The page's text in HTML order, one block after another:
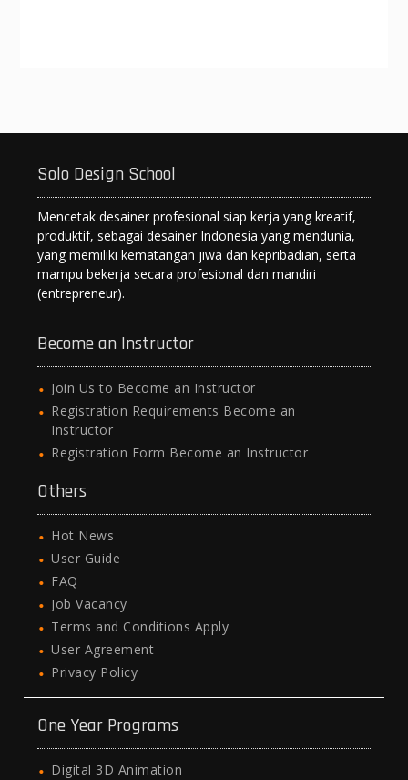
Solo Design School
Mencetak desainer profesional siap kerja yang kreatif,
produktif, sebagai desainer Indonesia yang mendunia,
yang memiliki kematangan jiwa dan kepribadian, serta
mampu bekerja secara profesional dan mandiri
(entrepreneur).
Become an Instructor
Join Us to Become an Instructor
Registration Requirements Become an
Instructor
Registration Form Become an Instructor
Others
Hot News
User Guide
FAQ
Job Vacancy
Terms and Conditions Apply
User Agreement
Privacy Policy
One Year Programs
Digital 3D Animation